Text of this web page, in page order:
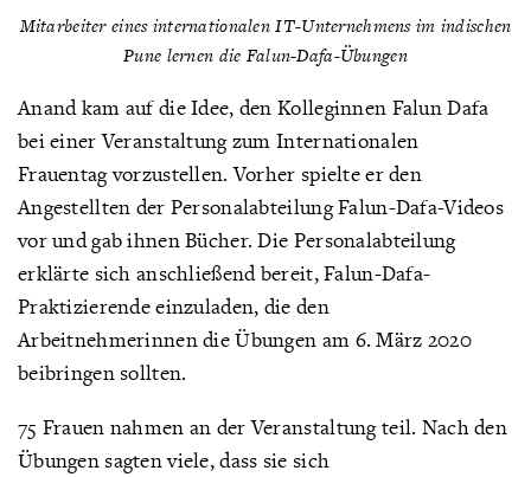
Mitarbeiter eines internationalen IT-Unternehmensim indischen
Pune lernen die Falun-Dafa-Übungen
Anand kam auf die Idee, den Kolleginnen Falun Dafa
bei einer Veranstaltung zum Internationalen
Frauentag vorzustellen. Vorher spielte er den
Angestellten der Personalabteilung Falun-Dafa-Videos
vor und gab ihnen Bücher. Die Personalabteilung
erklärte sich anschließend bereit, Falun-Dafa-
Praktizierende einzuladen, die den
Arbeitnehmerinnen die Übungen am 6. März 2020
beibringen sollten.
75 Frauen nahmen an der Veranstaltung teil. Nach den
Übungen sagten viele, dass sie sich